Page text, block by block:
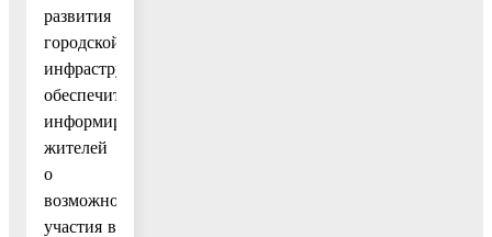
развития
городской
инфраструктуры
обеспечить
информирование
жителей
о
возможности
участия в